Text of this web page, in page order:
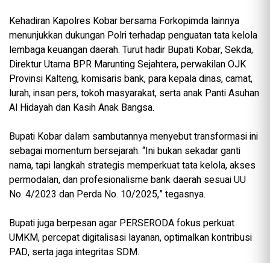
‎Kehadiran Kapolres Kobar bersama Forkopimda lainnya
menunjukkan dukungan Polri terhadap penguatan tata kelola
lembaga keuangan daerah. Turut hadir Bupati Kobar, Sekda,
Direktur Utama BPR Marunting Sejahtera, perwakilan OJK
Provinsi Kalteng, komisaris bank, para kepala dinas, camat,
lurah, insan pers, tokoh masyarakat, serta anak Panti Asuhan
Al Hidayah dan Kasih Anak Bangsa.
‎Bupati Kobar dalam sambutannya menyebut transformasi ini
sebagai momentum bersejarah. “Ini bukan sekadar ganti
nama, tapi langkah strategis memperkuat tata kelola, akses
permodalan, dan profesionalisme bank daerah sesuai UU
No. 4/2023 dan Perda No. 10/2025,” tegasnya.
‎Bupati juga berpesan agar PERSERODA fokus perkuat
UMKM, percepat digitalisasi layanan, optimalkan kontribusi
PAD, serta jaga integritas SDM.